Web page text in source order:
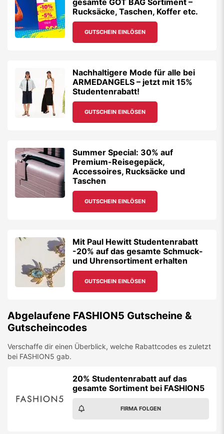
gesamte GOT BAG Sortiment –
Rucksäcke, Taschen, Koffer etc.
GUTSCHEIN EINLÖSEN
Nachhaltigere Mode für alle bei
ARMEDANGELS – jetzt mit 15%
Studentenrabatt!
GUTSCHEIN EINLÖSEN
Summer Special: 30% auf
Premium-Reisegepäck,
Accessoires, Rucksäcke und
Taschen
GUTSCHEIN EINLÖSEN
Mit Paul Hewitt Studentenrabatt
-20% auf das gesamte Schmuck-
und Uhrensortiment erhalten
GUTSCHEIN EINLÖSEN
Abgelaufene FASHION5 Gutscheine &
Gutscheincodes
Verschaffe dir einen Überblick, welche Rabattcodes es zuletzt
bei FASHION5 gab.
20% Studentenrabatt auf das
gesamte Sortiment bei FASHION5
FIRMA FOLGEN